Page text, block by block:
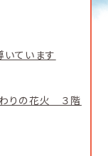
ています
りの花火 ３階